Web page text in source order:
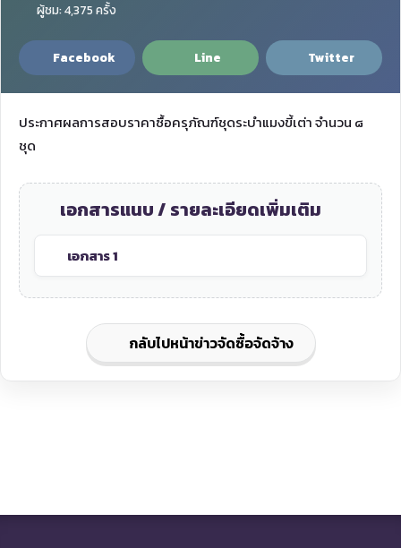
ผู้ชม: 4,375 ครั้ง
Facebook Line Twitter
ประกาศผลการสอบราคาซื้อครุภัณฑ์ชุดระบำแมงขี้เต่า จำนวน ๘
ชุด
เอกสารแนบ / รายละเอียดเพิ่มเติม
เอกสาร 1
กลับไปหน้าข่าวจัดซื้อจัดจ้าง